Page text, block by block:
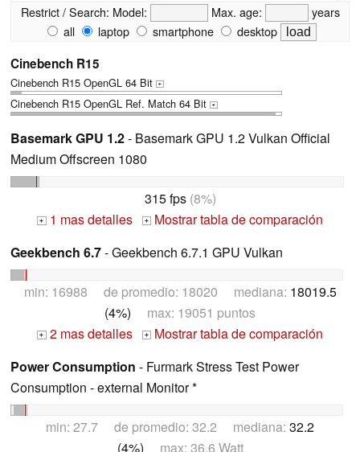
Restrict / Search: Model: Max. age:
years
all
laptop smartphone desktop
Cinebench R15
Cinebench R15 OpenGL 64 Bit +
Cinebench R15 OpenGL Ref. Match 64 Bit +
Basemark GPU 1.2- Basemark GPU 1.2 Vulkan Official
Medium Offscreen 1080
315 fps(8%)
+ 1 mas detalles +
Mostrar tabla de comparación
Geekbench 6.7- Geekbench 6.7.1 GPU Vulkan
min: 16988 de promedio: 18020 mediana: 18019.5
(4%) max: 19051 puntos
+ 2 mas detalles +
Mostrar tabla de comparación
Power Consumption - Furmark Stress Test Power
Consumption - external Monitor *
min: 27.7 de promedio: 32.2 mediana: 32.2
(4%) max: 36.6 Watt